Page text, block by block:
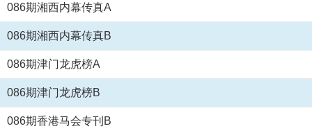
086期湘西内幕传真A
086期湘西内幕传真B
086期津门龙虎榜A
086期津门龙虎榜B
086期香港马会专刊B